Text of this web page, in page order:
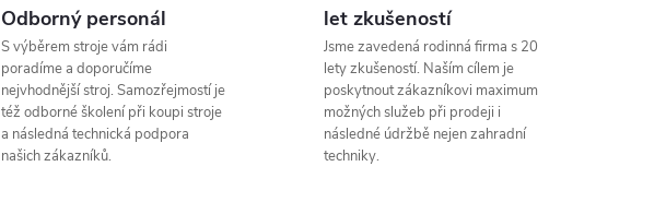
Odborný personál
S výběrem stroje vám rádi
poradíme a doporučíme
nejvhodnější stroj. Samozřejmostí je
též odborné školení při koupi stroje
a následná technická podpora
našich zákazníků.
let zkušeností
Jsme zavedená rodinná firma s 20
lety zkušeností. Naším cílem je
poskytnout zákazníkovi maximum
možných služeb při prodeji i
následné údržbě nejen zahradní
techniky.